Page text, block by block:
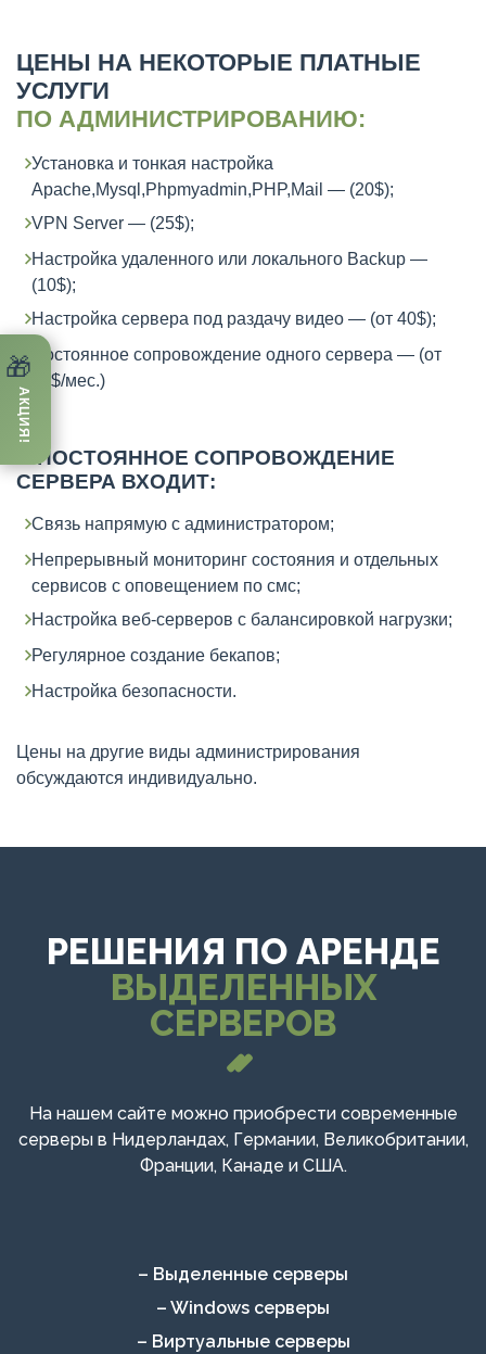
ЦЕНЫ НА НЕКОТОРЫЕ ПЛАТНЫЕ
УСЛУГИ
ПО АДМИНИСТРИРОВАНИЮ:
Установка и тонкая настройка
Apache,Mysql,Phpmyadmin,PHP,Mail — (20$);
VPN Server — (25$);
Настройка удаленного или локального Backup —
(10$);
Настройка сервера под раздачу видео — (от 40$);
Постоянное сопровождение одного сервера — (от
50$/мес.)
В ПОСТОЯННОЕ СОПРОВОЖДЕНИЕ
СЕРВЕРА ВХОДИТ:
Связь напрямую с администратором;
Непрерывный мониторинг состояния и отдельных
сервисов с оповещением по смс;
Настройка веб-серверов с балансировкой нагрузки;
Регулярное создание бекапов;
Настройка безопасности.
Цены на другие виды администрирования
обсуждаются индивидуально.
🎁
АКЦИЯ!
РЕШЕНИЯ ПО АРЕНДЕ
ВЫДЕЛЕННЫХ
СЕРВЕРОВ
На нашем сайте можно приобрести современные
серверы в Нидерландах, Германии, Великобритании,
Франции, Канаде и США.
– Выделенные серверы
– Windows серверы
– Виртуальные серверы